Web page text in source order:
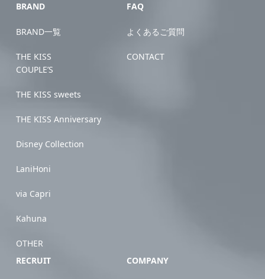
BRAND
BRAND一覧
THE KISS
COUPLE’S
THE KISS sweets
THE KISS Anniversary
Disney Collection
LaniHoni
via Capri
Kahuna
OTHER
FAQ
よくあるご質問
CONTACT
RECRUIT COMPANY